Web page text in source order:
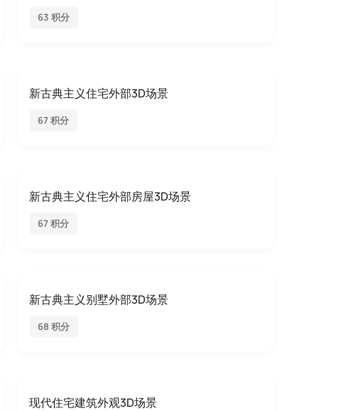
63 积分
新古典主义住宅外部3D场景
67 积分
新古典主义住宅外部房屋3D场景
67 积分
新古典主义别墅外部3D场景
68 积分
现代住宅建筑外观3D场景